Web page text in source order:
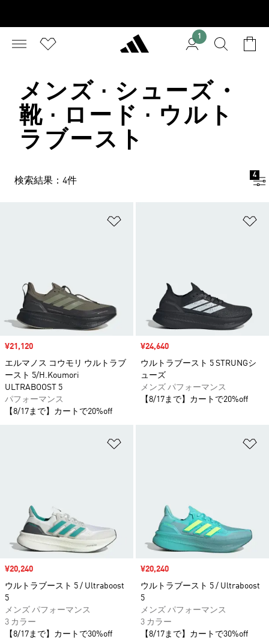
1
メンズ · シューズ・
靴 · ロード · ウルト
ラブースト
検索結果：4件
4
セール価格
¥21,120
エルマノス コウモリ ウルトラブ
ースト 5/H.Koumori
ULTRABOOST 5
パフォーマンス
【8/17まで】カートで20%off
セール価格
¥24,640
ウルトラブースト 5 STRUNGシ
ューズ
メンズ パフォーマンス
【8/17まで】カートで20%off
セール価格
¥20,240
ウルトラブースト 5 / Ultraboost
5
メンズ パフォーマンス
3 カラー
【8/17まで】カートで30%off
セール価格
¥20,240
ウルトラブースト 5 / Ultraboost
5
メンズ パフォーマンス
3 カラー
【8/17まで】カートで30%off